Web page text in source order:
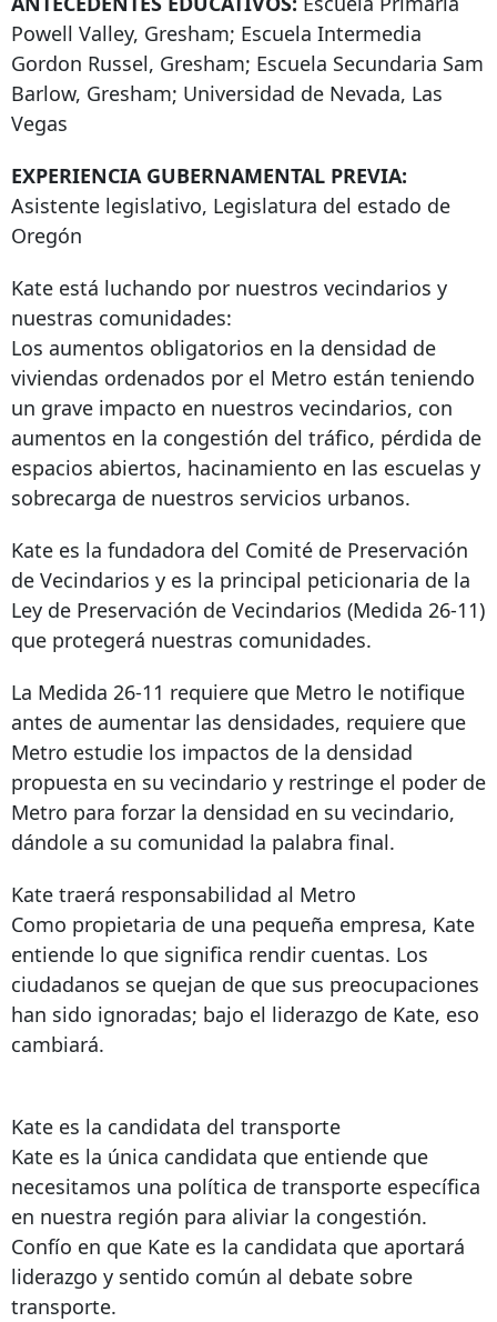
Powell Valley, Gresham; Escuela Intermedia
Gordon Russel, Gresham; Escuela Secundaria Sam
Barlow, Gresham; Universidad de Nevada, Las
Vegas
EXPERIENCIA GUBERNAMENTAL PREVIA:
Asistente legislativo, Legislatura del estado de
Oregón
Kate está luchando por nuestros vecindarios y
nuestras comunidades:
Los aumentos obligatorios en la densidad de
viviendas ordenados por el Metro están teniendo
un grave impacto en nuestros vecindarios, con
aumentos en la congestión del tráfico, pérdida de
espacios abiertos, hacinamiento en las escuelas y
sobrecarga de nuestros servicios urbanos.
Kate es la fundadora del Comité de Preservación
de Vecindarios y es la principal peticionaria de la
Ley de Preservación de Vecindarios (Medida 26-11)
que protegerá nuestras comunidades.
La Medida 26-11 requiere que Metro le notifique
antes de aumentar las densidades, requiere que
Metro estudie los impactos de la densidad
propuesta en su vecindario y restringe el poder de
Metro para forzar la densidad en su vecindario,
dándole a su comunidad la palabra final.
Kate traerá responsabilidad al Metro
Como propietaria de una pequeña empresa, Kate
entiende lo que significa rendir cuentas. Los
ciudadanos se quejan de que sus preocupaciones
han sido ignoradas; bajo el liderazgo de Kate, eso
cambiará.
Kate es la candidata del transporte
Kate es la única candidata que entiende que
necesitamos una política de transporte específica
en nuestra región para aliviar la congestión.
Confío en que Kate es la candidata que aportará
liderazgo y sentido común al debate sobre
transporte.